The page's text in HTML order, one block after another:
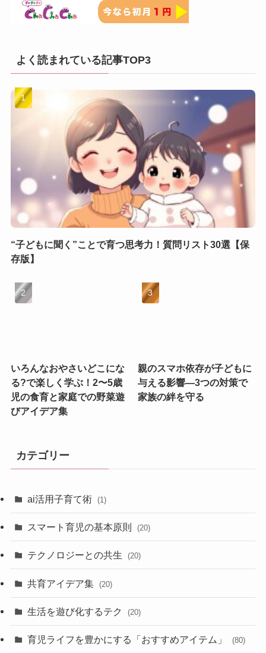
よく読まれている記事TOP3
“子どもに聞く”ことで育つ思考力！質問リスト30選【保
存版】
いろんなおやさいどこにな
る?で楽しく学ぶ！2〜5歳
児の食育と家庭での野菜遊
びアイデア集
親のスマホ依存が子どもに
与える影響—3つの対策で
家族の絆を守る
カテゴリー
ai活用子育て術 (1)
スマート育児の基本原則 (20)
テクノロジーとの共生 (20)
共育アイデア集 (20)
生活を遊び化するテク (20)
育児ライフを豊かにする「おすすめアイテム」 (80)